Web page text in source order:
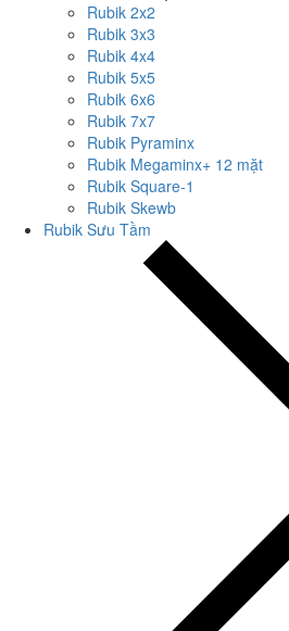
Rubik 2x2
Rubik 3x3
Rubik 4x4
Rubik 5x5
Rubik 6x6
Rubik 7x7
Rubik Pyraminx
Rubik Megaminx+ 12 mặt
Rubik Square-1
Rubik Skewb
Rubik Sưu Tầm